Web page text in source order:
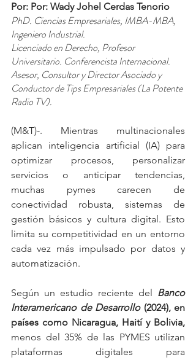
Por: Por: Wady Johel Cerdas Tenorio
PhD. Ciencias Empresariales, IMBA-MBA,
Ingeniero Industrial.
Licenciado en Derecho, Profesor
Universitario. Conferencista Internacional.
Asesor, Consultor y Director Asociado y
Conductor de Tips Empresariales (La Potente
Radio TV).
(M&T)-. Mientras multinacionales
aplican inteligencia artificial (IA) para
optimizar procesos, personalizar
servicios o anticipar tendencias,
muchas pymes carecen de
conectividad robusta, sistemas de
gestión básicos y cultura digital. Esto
limita su competitividad en un entorno
cada vez más impulsado por datos y
automatización.
Según un estudio reciente del Banco
Interamericano de Desarrollo (2024), en
países como Nicaragua, Haití y Bolivia,
menos del 35% de las PYMES utilizan
plataformas digitales para